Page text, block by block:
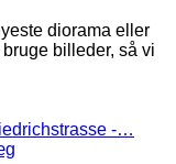
diorama eller
billeder, så vi
-…